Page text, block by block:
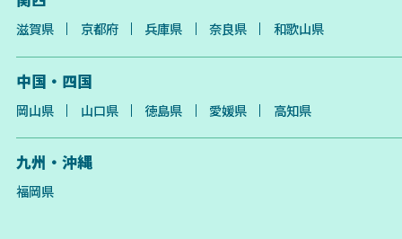
滋賀県 京都府 兵庫県 奈良県 和歌山県
中国・四国
岡山県 山口県 徳島県 愛媛県 高知県
九州・沖縄
福岡県